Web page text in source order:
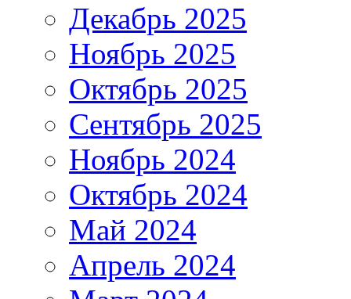
Декабрь 2025
Ноябрь 2025
Октябрь 2025
Сентябрь 2025
Ноябрь 2024
Октябрь 2024
Май 2024
Апрель 2024